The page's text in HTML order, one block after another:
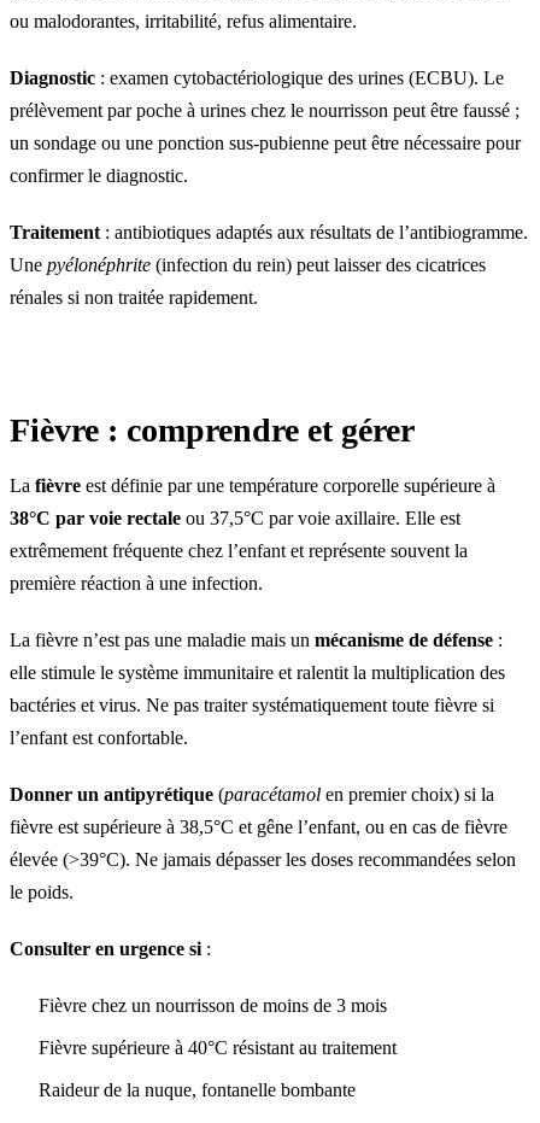
ou malodorantes, irritabilité, refus alimentaire.
Diagnostic : examen cytobactériologique des urines (ECBU). Le
prélèvement par poche à urines chez le nourrisson peut être faussé ;
un sondage ou une ponction sus-pubienne peut être nécessaire pour
confirmer le diagnostic.
Traitement : antibiotiques adaptés aux résultats de l’antibiogramme.
Une pyélonéphrite (infection du rein) peut laisser des cicatrices
rénales si non traitée rapidement.
Fièvre : comprendre et gérer
La fièvre est définie par une température corporelle supérieure à
38°C par voie rectale ou 37,5°C par voie axillaire. Elle est
extrêmement fréquente chez l’enfant et représente souvent la
première réaction à une infection.
La fièvre n’est pas une maladie mais un mécanisme de défense :
elle stimule le système immunitaire et ralentit la multiplication des
bactéries et virus. Ne pas traiter systématiquement toute fièvre si
l’enfant est confortable.
Donner un antipyrétique (paracétamol en premier choix) si la
fièvre est supérieure à 38,5°C et gêne l’enfant, ou en cas de fièvre
élevée (>39°C). Ne jamais dépasser les doses recommandées selon
le poids.
Consulter en urgence si :
Fièvre chez un nourrisson de moins de 3 mois
Fièvre supérieure à 40°C résistant au traitement
Raideur de la nuque, fontanelle bombante